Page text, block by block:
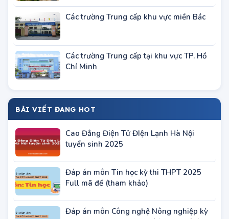
Các trường Đại học - Học viện khu vực Hà
Nội
Các trường Trung cấp khu vực miền Bắc
Chí Minh
BÀI VIẾT ĐANG HOT
Cao Đẳng Điện Tử ĐIện Lạnh Hà Nội
tuyển sinh 2025
Đáp án môn Tin học kỳ thi THPT 2025
Full mã đề (tham khảo)